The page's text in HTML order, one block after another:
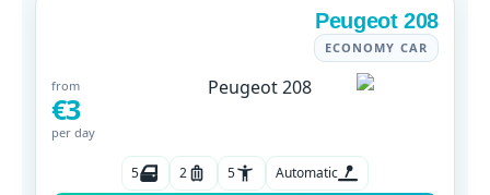
Peugeot 208
ECONOMY CAR
from
€3
per day
Automatic
5
2
5